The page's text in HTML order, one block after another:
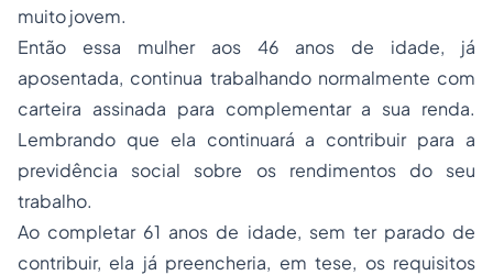
muito jovem.
Então essa mulher aos 46 anos de idade, já
aposentada, continua trabalhando normalmente com
carteira assinada para complementar a sua renda.
Lembrando que ela continuará a contribuir para a
previdência social sobre os rendimentos do seu
trabalho.
Ao completar 61 anos de idade, sem ter parado de
contribuir, ela já preencheria, em tese, os requisitos